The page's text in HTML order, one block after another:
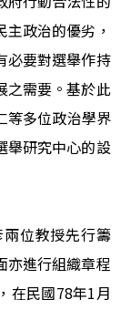
政治的優劣，
必要對選舉作持
之需要。基於此
等多位政治學界
舉研究中心的設
位教授先行籌
亦進行組織章程
在民國78年1月